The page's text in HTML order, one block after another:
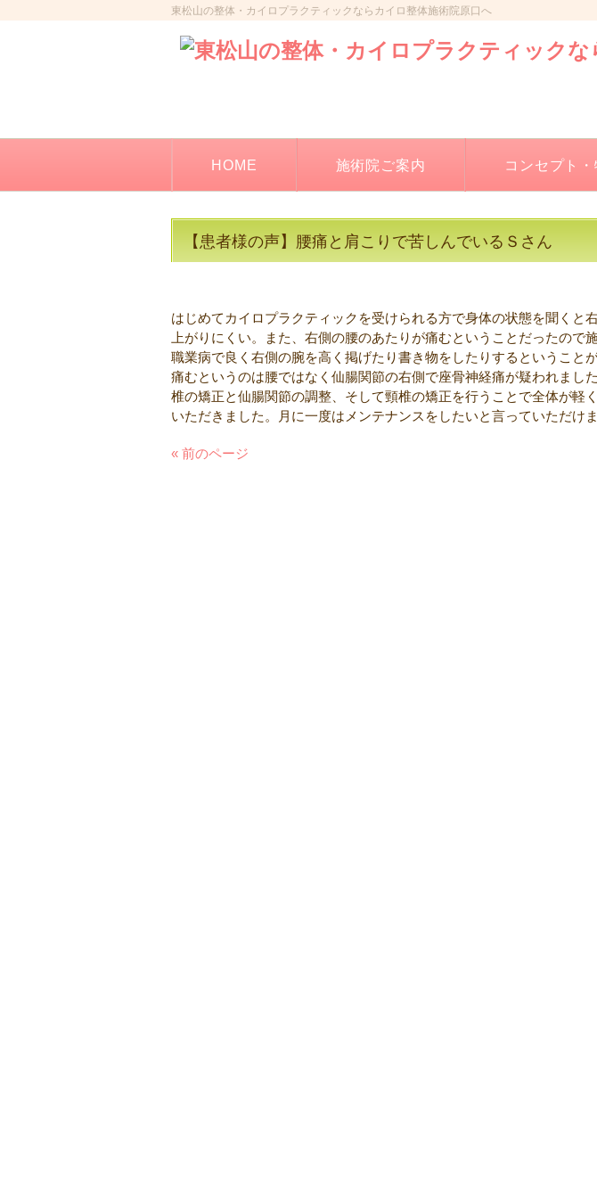
東松山の整体・カイロプラクティックならカイロ整体施術院原口へ
HOME 施術院ご案内 コンセプト・
【患者様の声】腰痛と肩こりで苦しんでいるＳさん
はじめてカイロプラクティックを受けられる方で身体の状態を聞くと
上がりにくい。また、右側の腰のあたりが痛むということだったので
職業病で良く右側の腕を高く掲げたり書き物をしたりするということ
痛むというのは腰ではなく仙腸関節の右側で座骨神経痛が疑われまし
椎の矯正と仙腸関節の調整、そして頸椎の矯正を行うことで全体が軽
いただきました。月に一度はメンテナンスをしたいと言っていただけま
« 前のページ